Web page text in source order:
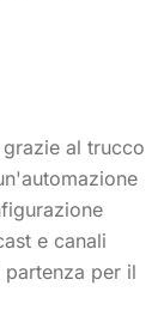
al trucco
e canali
per il